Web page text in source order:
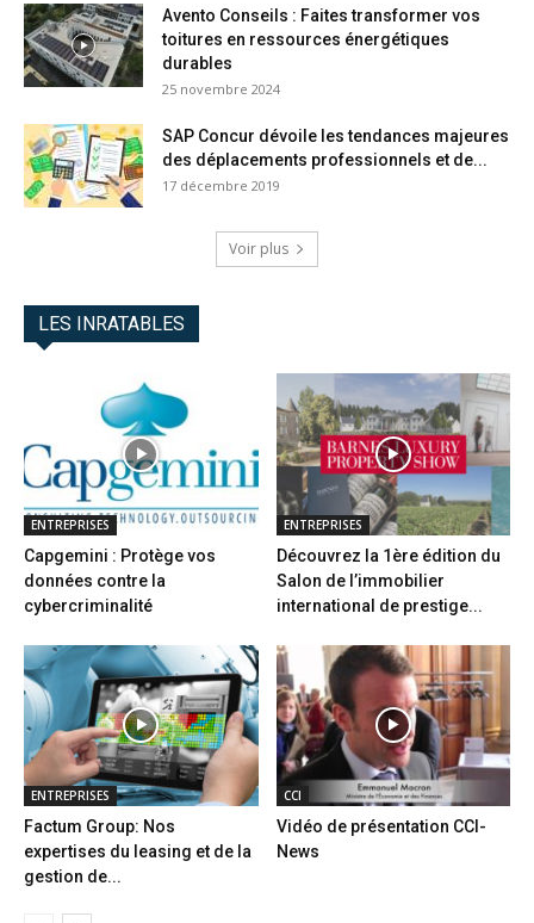
Avento Conseils : Faites transformer vos
toitures en ressources énergétiques
durables
25 novembre 2024
SAP Concur dévoile les tendances majeures
des déplacements professionnels et de...
17 décembre 2019
Voir plus
LES INRATABLES
ENTREPRISES
Capgemini : Protège vos
données contre la
cybercriminalité
ENTREPRISES
Découvrez la 1ère édition du
Salon de l’immobilier
international de prestige...
ENTREPRISES
Factum Group: Nos
expertises du leasing et de la
gestion de...
CCI
Vidéo de présentation CCI-
News